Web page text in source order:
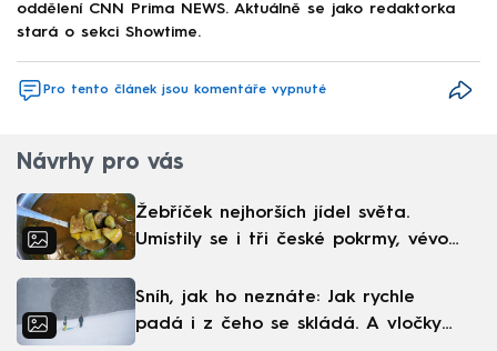
oddělení CNN Prima NEWS. Aktuálně se jako redaktorka
stará o sekci Showtime.
Pro tento článek jsou komentáře vypnuté
Návrhy pro vás
Žebříček nejhorších jídel světa.
Umístily se i tři české pokrmy, vévodí
Sníh, jak ho neznáte: Jak rychle
padá i z čeho se skládá. A vločky